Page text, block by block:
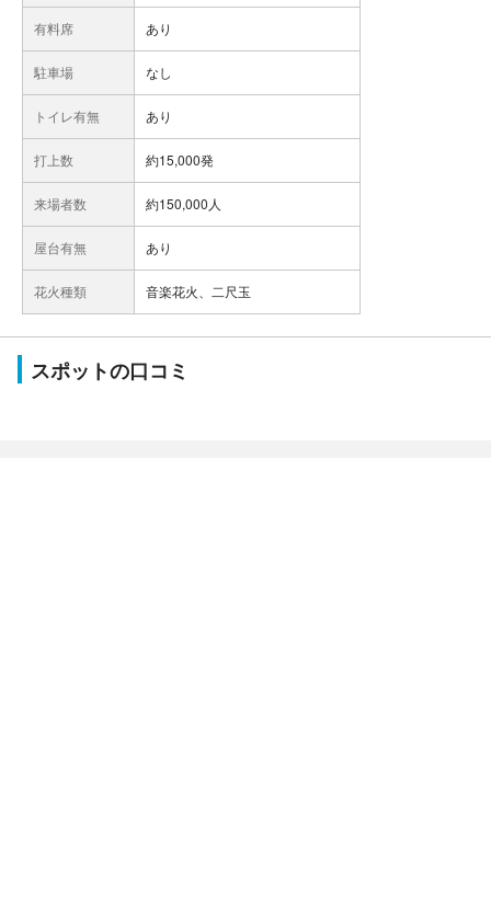
有料席 あり
駐車場 なし
トイレ有無 あり
打上数 約15,000発
来場者数 約150,000人
屋台有無 あり
花火種類 音楽花火、二尺玉
スポットの口コミ